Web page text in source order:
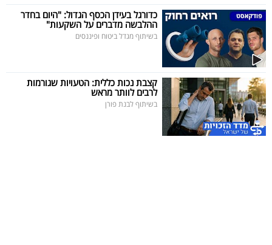
כדורגל בעידן הכסף הגדול: "היום בחדר
ההלבשה מדברים על השקעות"
בשיתוף מגדל ביטוח ופיננסים
קצבת נכות כללית: הטעויות שגורמות
לרבים לוותר מראש
בשיתוף לבנת פורן